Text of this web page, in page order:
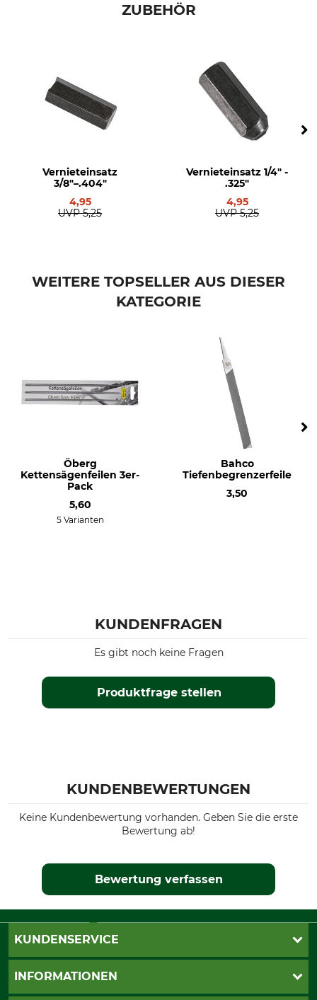
ZUBEHÖR
Vernieteinsatz
3/8"–.404"
4,95
UVP 5,25
Vernieteinsatz 1/4" -
.325"
4,95
UVP 5,25
WEITERE TOPSELLER AUS DIESER
KATEGORIE
Öberg
Kettensägenfeilen 3er-
Pack
5,60
5 Varianten
Bahco
Tiefenbegrenzerfeile
3,50
KUNDENFRAGEN
Produktfrage stellen
Es gibt noch keine Fragen
KUNDENBEWERTUNGEN
Keine Kundenbewertung vorhanden. Geben Sie die erste
Bewertung ab!
Bewertung verfassen
KUNDENSERVICE
Live-Shopping
INFORMATIONEN